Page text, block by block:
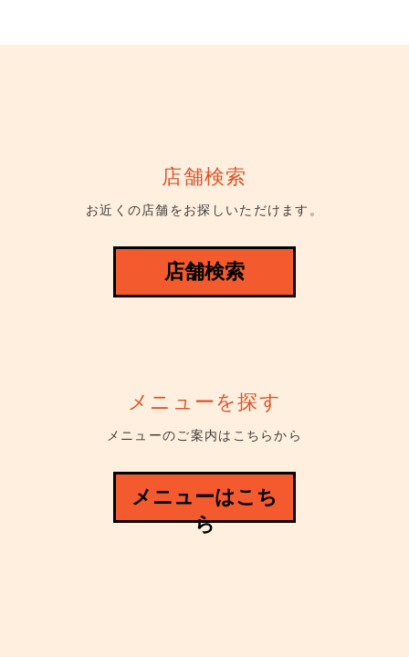
店舗検索
お近くの店舗をお探しいただけます。
店舗検索
メニューを探す
メニューのご案内はこちらから
メニューはこち
ら